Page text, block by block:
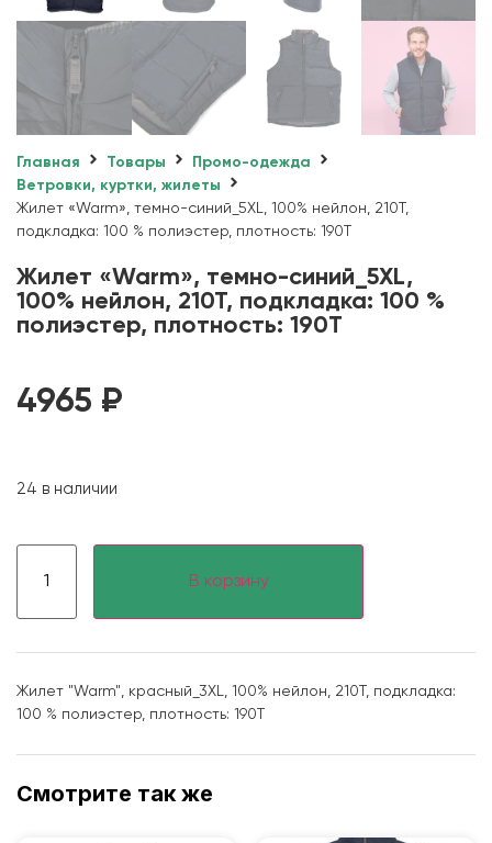
Главная Товары
Промо-одежда
Ветровки, куртки, жилеты
Жилет «Warm», темно-синий_5XL, 100% нейлон, 210Т,
подкладка: 100 % полиэстер, плотность: 190T
Жилет «Warm», темно-синий_5XL,
100% нейлон, 210Т, подкладка: 100 %
полиэстер, плотность: 190T
4965 ₽
24 в наличии
В корзину
Жилет "Warm", красный_3XL, 100% нейлон, 210Т, подкладка:
100 % полиэстер, плотность: 190T
Смотрите так же